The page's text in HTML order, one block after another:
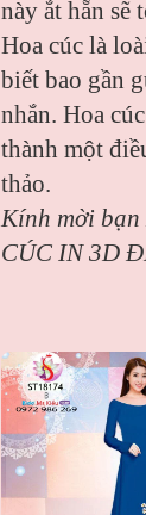
này ắt hẵn sẽ
Hoa cúc là
biết bao gần
nhắn. Hoa
thành một
thảo.
Kính mời bạn
CÚC IN 3D